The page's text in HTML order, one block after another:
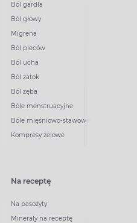
Ból gardła
Ból głowy
Migrena
Ból pleców
Ból ucha
Ból zatok
Ból zęba
Bóle menstruacyjne
Bóle mięśniowo-stawowe
Kompresy żelowe
Na receptę
Na pasożyty
Minerały na receptę